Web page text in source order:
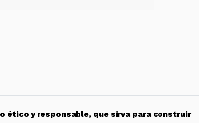
ético y responsable, que sirva para construir